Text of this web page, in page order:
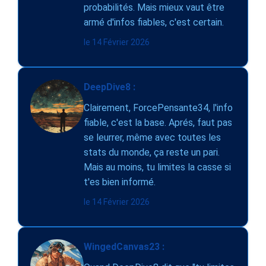
probabilités. Mais mieux vaut être
armé d'infos fiables, c'est certain.
le 14 Février 2026
DeepDive8 :
Clairement, ForcePensante34, l'info
fiable, c'est la base. Aprés, faut pas
se leurrer, même avec toutes les
stats du monde, ça reste un pari.
Mais au moins, tu limites la casse si
t'es bien informé.
le 14 Février 2026
WingedCanvas23 :